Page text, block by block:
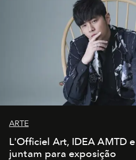
ARTE
L'Officiel Art, IDEA AMTD
juntam para exposição